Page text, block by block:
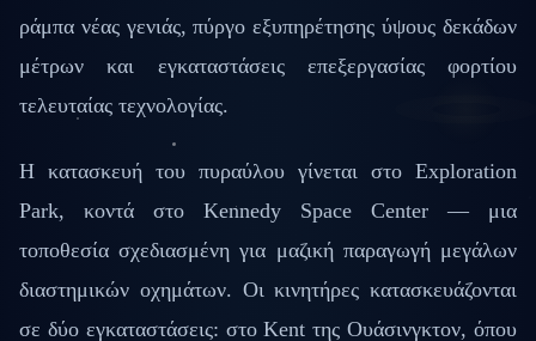
ράμπα νέας γενιάς, πύργο εξυπηρέτησης ύψους δεκάδων
μέτρων και εγκαταστάσεις επεξεργασίας φορτίου
τελευταίας τεχνολογίας.
Η κατασκευή του πυραύλου γίνεται στο Exploration
Park, κοντά στο Kennedy Space Center — μια
τοποθεσία σχεδιασμένη για μαζική παραγωγή μεγάλων
διαστημικών οχημάτων. Οι κινητήρες κατασκευάζονται
σε δύο εγκαταστάσεις: στο Kent της Ουάσινγκτον, όπου